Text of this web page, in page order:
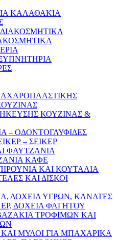
ΚΑΛΑΘΑΚΙΑ
ΚΟΥΖΙΝΑΣ &
– ΟΔΟΝΤΟΓΛΥΦΙΔΕΣ
– ΣΕΙΚΕΡ
ΦΛΥΤΖΑΝΙΑ
ΚΑΦΕ
ΚΑΙ ΚΟΥΤΑΛΙΑ
ΚΑΙ ΔΙΣΚΟΙ
ΔΟΧΕΙΑ ΥΓΡΩΝ, ΚΑΝΑΤΕΣ
ΔΟΧΕΙΑ ΦΑΓΗΤΟΥ
ΤΡΟΦΙΜΩΝ ΚΑΙ
ΚΑΙ ΜΥΛΟΙ ΓΙΑ ΜΠΑΧΑΡΙΚΑ